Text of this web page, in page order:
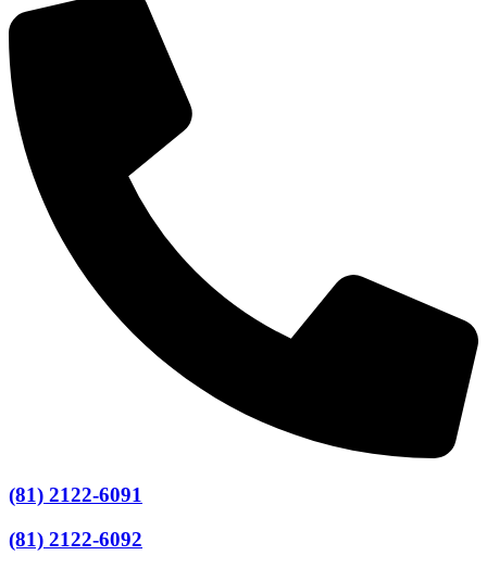
(81) 2122-6091
(81) 2122-6092